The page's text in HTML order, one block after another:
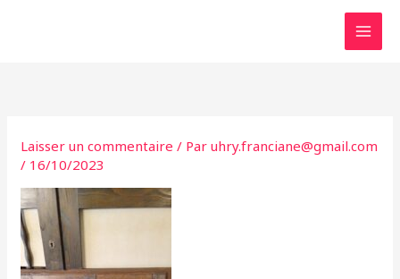
Laisser un commentaire / Paruhry.franciane@gmail.com
/ 16/10/2023